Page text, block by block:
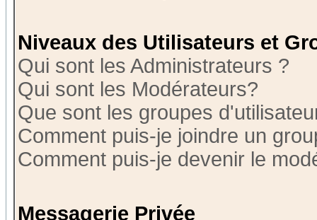
Niveaux des Utilisateurs et
Qui sont les Administrateurs ?
Qui sont les Modérateurs?
Que sont les groupes
Comment puis-je joindre un
Comment puis-je devenir le
Messagerie Privée